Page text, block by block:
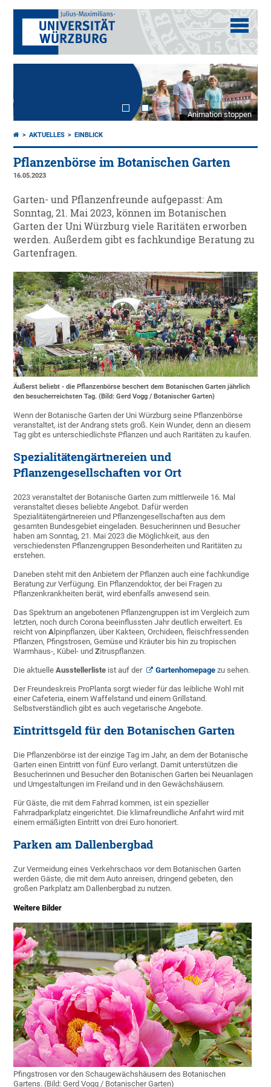
Animation stoppen
AKTUELLES EINBLICK
Pflanzenbörse im Botanischen Garten
16.05.2023
Garten- und Pflanzenfreunde aufgepasst: Am
Sonntag, 21. Mai 2023, können im Botanischen
Garten der Uni Würzburg viele Raritäten erworben
werden. Außerdem gibt es fachkundige Beratung zu
Gartenfragen.
Äußerst beliebt - die Pflanzenbörse beschert dem Botanischen Garten jährlich
den besucherreichsten Tag. (Bild: Gerd Vogg / Botanischer Garten)
Wenn der Botanische Garten der Uni Würzburg seine Pflanzenbörse
veranstaltet, ist der Andrang stets groß. Kein Wunder, denn an diesem
Tag gibt es unterschiedlichste Pflanzen und auch Raritäten zu kaufen.
Spezialitätengärtnereien und
Pflanzengesellschaften vor Ort
2023 veranstaltet der Botanische Garten zum mittlerweile 16. Mal
veranstaltet dieses beliebte Angebot. Dafür werden
Spezialitätengärtnereien und Pflanzengesellschaften aus dem
gesamten Bundesgebiet eingeladen. Besucherinnen und Besucher
haben am Sonntag, 21. Mai 2023 die Möglichkeit, aus den
verschiedensten Pflanzengruppen Besonderheiten und Raritäten zu
erstehen.
Daneben steht mit den Anbietern der Pflanzen auch eine fachkundige
Beratung zur Verfügung. Ein Pflanzendoktor, der bei Fragen zu
Pflanzenkrankheiten berät, wird ebenfalls anwesend sein.
Das Spektrum an angebotenen Pflanzengruppen ist im Vergleich zum
letzten, noch durch Corona beeinflussten Jahr deutlich erweitert. Es
reicht vonA lpinpflanzen, über Kakteen, Orchideen, fleischfressenden
Pflanzen, Pfingstrosen, Gemüse und Kräuter bis hin zu tropischen
Warmhaus-, Kübel- undZitruspflanzen.
Die aktuelleAusstellerliste ist auf der Gartenhomepage zu sehen.
Der Freundeskreis ProPlanta sorgt wieder für das leibliche Wohl mit
einer Cafeteria, einem Waffelstand und einem Grillstand.
Selbstverständlich gibt es auch vegetarische Angebote.
Eintrittsgeld für den Botanischen Garten
Die Pflanzenbörse ist der einzige Tag im Jahr, an dem der Botanische
Garten einen Eintritt von fünf Euro verlangt. Damit unterstützen die
Besucherinnen und Besucher den Botanischen Garten bei Neuanlagen
und Umgestaltungen im Freiland und in den Gewächshäusern.
Für Gäste, die mit dem Fahrrad kommen, ist ein spezieller
Fahrradparkplatz eingerichtet. Die klimafreundliche Anfahrt wird mit
einem ermäßigten Eintritt von drei Euro honoriert.
Parken am Dallenbergbad
Zur Vermeidung eines Verkehrschaos vor dem Botanischen Garten
werden Gäste, die mit dem Auto anreisen, dringend gebeten, den
großen Parkplatz am Dallenbergbad zu nutzen.
Weitere Bilder
Pfingstrosen vor den Schaugewächshäusern des Botanischen
Gartens. (Bild: Gerd Vogg / Botanischer Garten)